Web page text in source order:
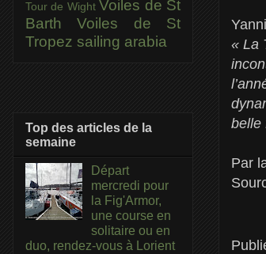
« La
belle
Par
Tour de Wight Voiles de St
BarthVoiles de St
Tropez sailing arabia
Top des articles de la
semaine
Départ
mercredi pour
la Fig'Armor,
une course en
solitaire ou en
duo, rendez-vous à Lorient